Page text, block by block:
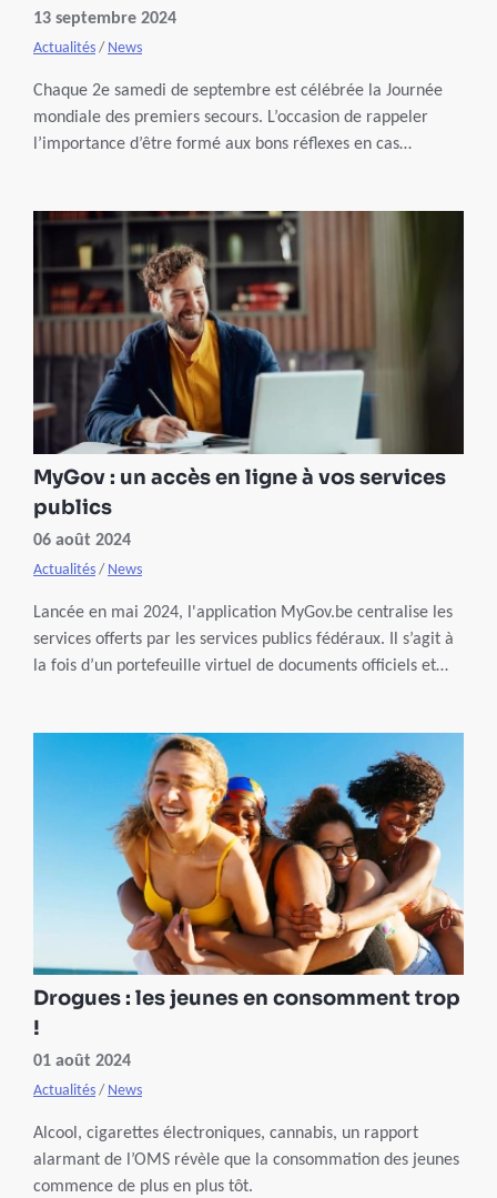
13 septembre 2024
Actualités / News
Chaque 2e samedi de septembre est célébrée la Journée
mondiale des premiers secours. L’occasion de rappeler
l’importance d’être formé aux bons réflexes en cas
MyGov : un accès en ligne à vos services
publics
06 août 2024
Actualités / News
Lancée en mai 2024, l'application MyGov.be centralise les
services offerts par les services publics fédéraux. Il s’agit à
la fois d’un portefeuille virtuel de documents officiels et
Drogues : les jeunes en consomment trop
!
01 août 2024
Actualités / News
Alcool, cigarettes électroniques, cannabis, un rapport
alarmant de l’OMS révèle que la consommation des jeunes
commence de plus en plus tôt.